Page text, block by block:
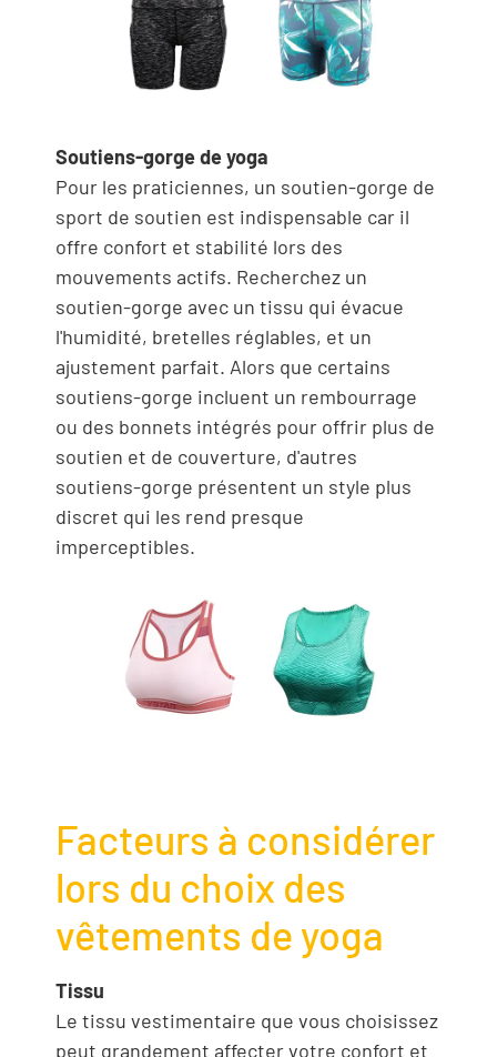
Soutiens-gorge de yoga
Pour les praticiennes, un soutien-gorge de
sport de soutien est indispensable car il
offre confort et stabilité lors des
mouvements actifs. Recherchez un
soutien-gorge avec un tissu qui évacue
l'humidité, bretelles réglables, et un
ajustement parfait. Alors que certains
soutiens-gorge incluent un rembourrage
ou des bonnets intégrés pour offrir plus de
soutien et de couverture, d'autres
soutiens-gorge présentent un style plus
discret qui les rend presque
imperceptibles.
Facteurs à considérer
lors du choix des
vêtements de yoga
Tissu
Le tissu vestimentaire que vous choisissez
peut grandement affecter votre confort et